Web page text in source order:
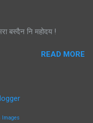
बस्दैन नि महोदय !
READ MORE
Images